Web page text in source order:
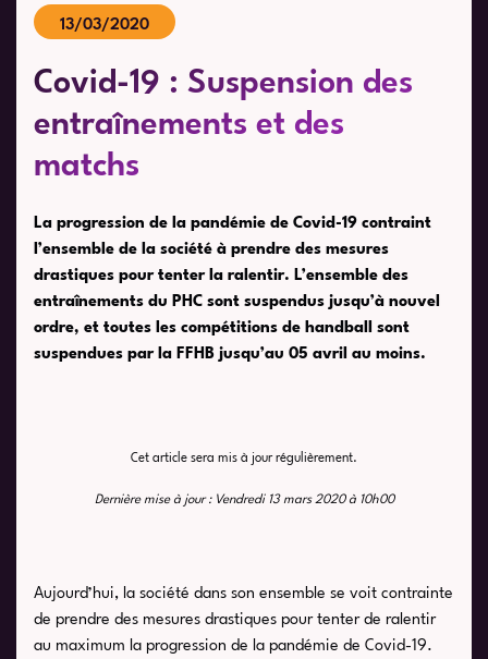
13/03/2020
Covid-19 : Suspension des
entraînements et des
matchs
La progression de la pandémie de Covid-19 contraint
l’ensemble de la société à prendre des mesures
drastiques pour tenter la ralentir. L’ensemble des
entraînements du PHC sont suspendus jusqu’à nouvel
ordre, et toutes les compétitions de handball sont
suspendues par la FFHB jusqu’au 05 avril au moins.
Cet article sera mis à jour régulièrement.
Dernière mise à jour : Vendredi 13 mars 2020 à 10h00
Aujourd’hui, la société dans son ensemble se voit contrainte
de prendre des mesures drastiques pour tenter de ralentir
au maximum la progression de la pandémie de Covid-19.